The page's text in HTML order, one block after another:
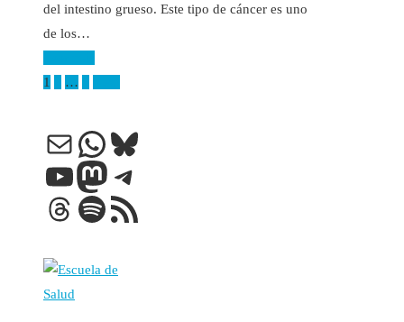
del intestino grueso. Este tipo de cáncer es uno
de los…
Paginación
de
entradas
1 …
Correo electrónico
WhatsApp
Bluesky
YouTube
Mastodon
Telegram
Threads
Spotify
Feed RSS